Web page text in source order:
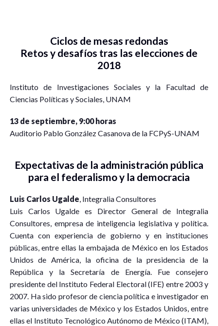
Ciclos de mesas redondas
Retos y desafíos tras las elecciones de
2018
Instituto de Investigaciones Sociales y la Facultad de
Ciencias Políticas y Sociales, UNAM
13 de septiembre, 9:00 horas
Auditorio Pablo González Casanova de la FCPyS-UNAM
Expectativas de la administración pública
para el federalismo y la democracia
Luis Carlos Ugalde, Integralia Consultores
Luis Carlos Ugalde es Director General de Integralia
Consultores, empresa de inteligencia legislativa y política.
Cuenta con experiencia de gobierno y en instituciones
públicas, entre ellas la embajada de México en los Estados
Unidos de América, la oficina de la presidencia de la
República y la Secretaría de Energía. Fue consejero
presidente del Instituto Federal Electoral (IFE) entre 2003 y
2007. Ha sido profesor de ciencia política e investigador en
varias universidades de México y los Estados Unidos, entre
ellas el Instituto Tecnológico Autónomo de México (ITAM),